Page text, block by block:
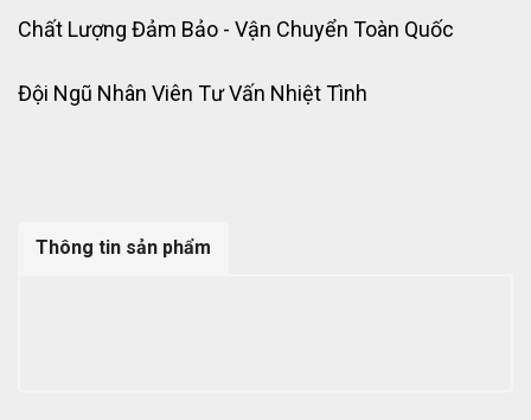
Chất Lượng Đảm Bảo - Vận Chuyển Toàn Quốc
Đội Ngũ Nhân Viên Tư Vấn Nhiệt Tình
Thông tin sản phẩm